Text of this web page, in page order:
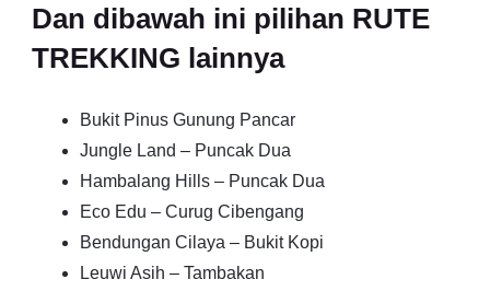
Dan dibawah ini pilihan RUTE
TREKKING lainnya
Bukit Pinus Gunung Pancar
Jungle Land – Puncak Dua
Hambalang Hills – Puncak Dua
Eco Edu – Curug Cibengang
Bendungan Cilaya – Bukit Kopi
Leuwi Asih – Tambakan